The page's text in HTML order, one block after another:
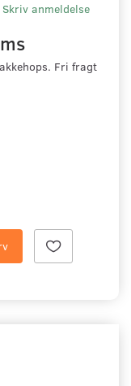
Skriv anmeldelse
Fri fragt